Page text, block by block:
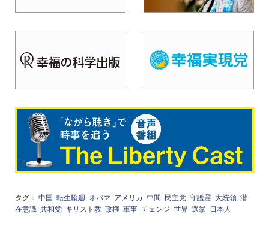
タグ： 中国 転生輪廻 オバマ アメリカ 中間 民主党 守護霊 大統領 潜
在意識 共和党 キリスト教 政権 軍事 チェンジ 世界 選挙 日本人